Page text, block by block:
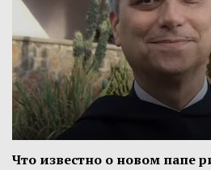
Что известно о новом папе